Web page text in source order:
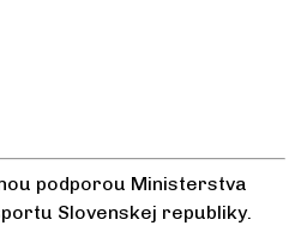
podporou Ministerstva
Slovenskej republiky.